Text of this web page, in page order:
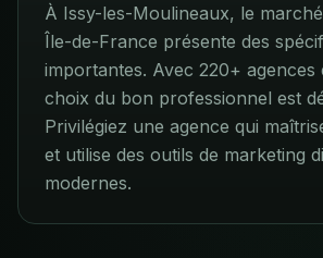
À Issy-les-Moulineaux, le
Île-de-France présente des
importantes. Avec 220+ agences
choix du bon professionnel est
Privilégiez une agence qui
et utilise des outils de marketing
modernes.